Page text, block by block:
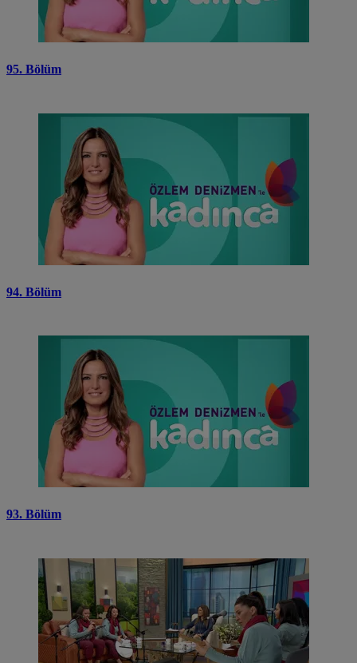
95. Bölüm
94. Bölüm
93. Bölüm